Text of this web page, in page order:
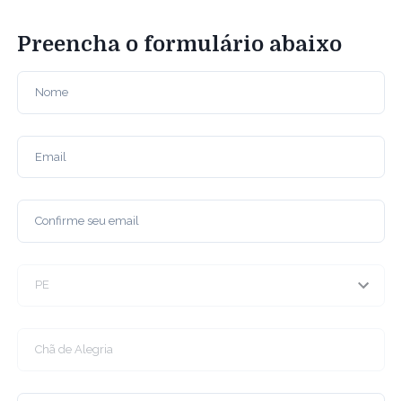
Preencha o formulário abaixo